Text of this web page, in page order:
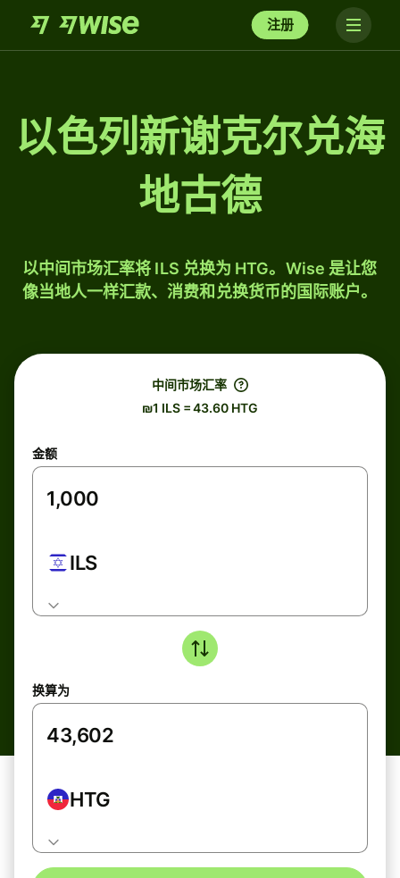
注册
以色列新谢克尔兑海
地古德
以中间市场汇率将 ILS 兑换为 HTG。Wise 是让您
像当地人一样汇款、消费和兑换货币的国际账户。
中间市场汇率
₪1 ILS = 43.60 HTG
金额
ILS
换算为
HTG